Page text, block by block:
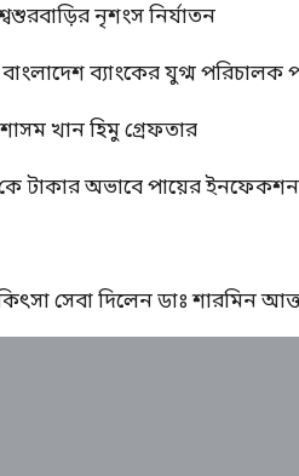
নৃশংস নির্যাতন
ব্যাংকের যুগ্ম পরিচালক
খান হিমু গ্রেফতার
টাকার অভাবে পায়ের
সেবা দিলেন ডাঃ শারমিন